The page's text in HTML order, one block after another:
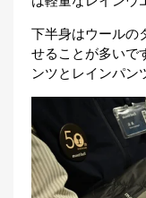
下半身はウールの
せることが多いで
ンツとレインパン